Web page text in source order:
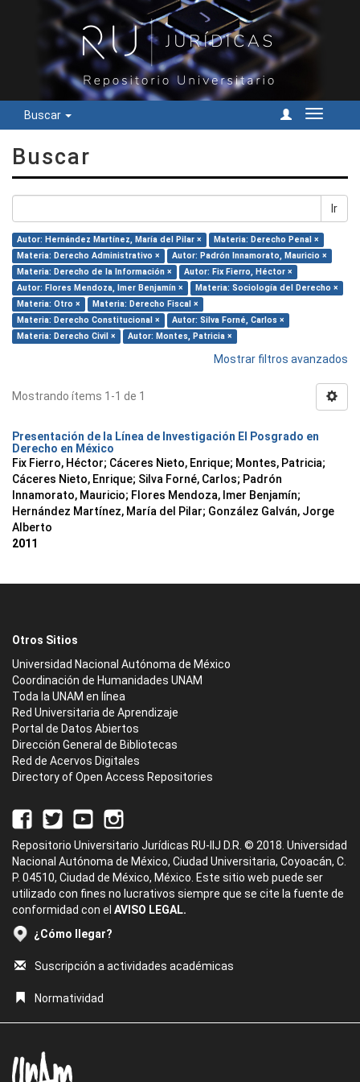
Buscar
Cambiar
Buscar
Ir
Autor: Hernández Martínez, María del Pilar ×
Materia: Derecho Penal ×
Materia: Derecho Administrativo ×
Autor: Padrón Innamorato, Mauricio ×
Materia: Derecho de la Información ×
Autor: Fix Fierro, Héctor ×
Autor: Flores Mendoza, Imer Benjamín ×
Materia: Sociología del Derecho ×
Materia: Otro ×
Materia: Derecho Fiscal ×
Materia: Derecho Constitucional ×
Autor: Silva Forné, Carlos ×
Materia: Derecho Civil ×
Autor: Montes, Patricia ×
Mostrar filtros avanzados
Mostrando ítems 1-1 de 1
Presentación de la Línea de Investigación El Posgrado en
Derecho en México
Fix Fierro, Héctor; Cáceres Nieto, Enrique; Montes, Patricia;
Cáceres Nieto, Enrique; Silva Forné, Carlos; Padrón
Innamorato, Mauricio; Flores Mendoza, Imer Benjamín;
Hernández Martínez, María del Pilar; González Galván, Jorge
Alberto
2011
Otros Sitios
Universidad Nacional Autónoma de México
Coordinación de Humanidades UNAM
Toda la UNAM en línea
Red Universitaria de Aprendizaje
Portal de Datos Abiertos
Dirección General de Bibliotecas
Red de Acervos Digitales
Directory of Open Access Repositories
Repositorio Universitario Jurídicas RU-IIJ D.R. © 2018. Universidad
Nacional Autónoma de México, Ciudad Universitaria, Coyoacán, C.
P. 04510, Ciudad de México, México. Este sitio web puede ser
utilizado con fines no lucrativos siempre que se cite la fuente de
conformidad con el AVISO LEGAL.
¿Cómo llegar?
Suscripción a actividades académicas
Normatividad